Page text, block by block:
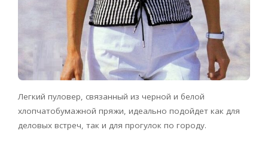
Легкий пуловер, связанный из черной и белой
хлопчатобумажной пряжи, идеально подойдет как для
деловых встреч, так и для прогулок по городу.